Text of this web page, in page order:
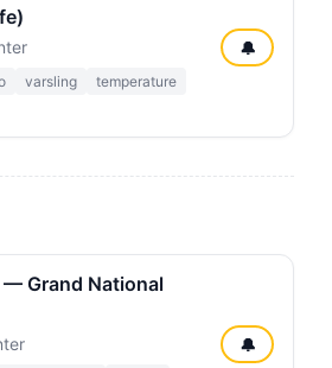
varsling
temperature
🔔
— Grand National
🔔